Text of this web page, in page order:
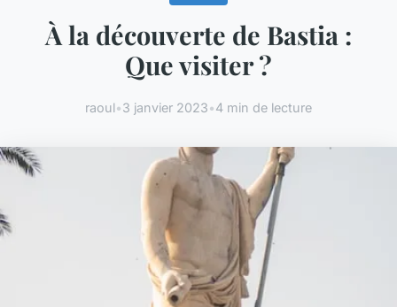
À la découverte de Bastia :
Que visiter ?
raoul•3 janvier 2023•4 min de lecture